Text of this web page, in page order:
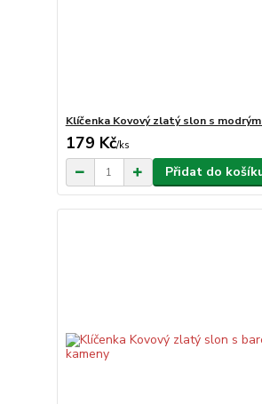
Klíčenka Kovový zlatý slon s
179 Kč/ks
Přidat do